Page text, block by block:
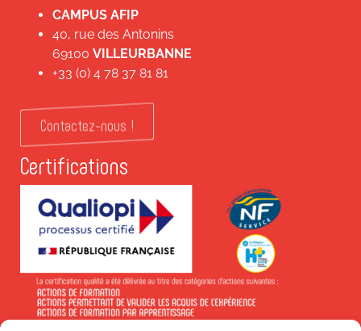
CAMPUS AFIP
40, rue des Antonins
69100 VILLEURBANNE
+33 (0) 4 78 37 81 81
Contactez-nous !
Certifications